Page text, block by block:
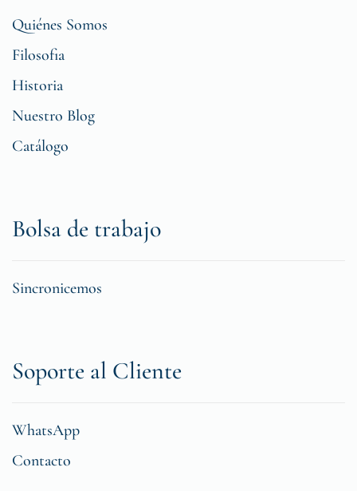
Quiénes Somos
Filosofia
Historia
Nuestro Blog
Catálogo
Bolsa de trabajo
Sincronicemos
Soporte al Cliente
WhatsApp
Contacto